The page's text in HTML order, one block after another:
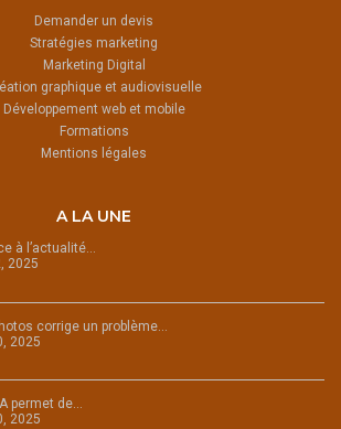
Demander un devis
Stratégies marketing
Marketing Digital
graphique et audiovisuelle
Développement web et mobile
Formations
Mentions légales
A LA UNE
à l’actualité…
2025
corrige un problème…
2025
permet de…
2025